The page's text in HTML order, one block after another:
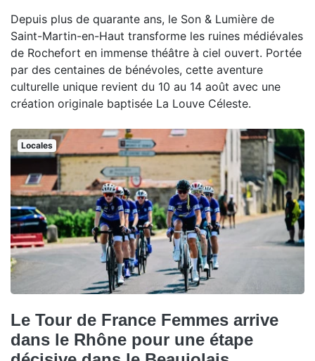
Depuis plus de quarante ans, le Son & Lumière de
Saint-Martin-en-Haut transforme les ruines médiévales
de Rochefort en immense théâtre à ciel ouvert. Portée
par des centaines de bénévoles, cette aventure
culturelle unique revient du 10 au 14 août avec une
création originale baptisée La Louve Céleste.
Locales
Le Tour de France Femmes arrive
dans le Rhône pour une étape